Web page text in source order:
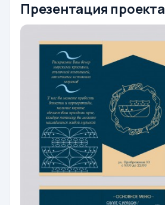
Презентация проекта